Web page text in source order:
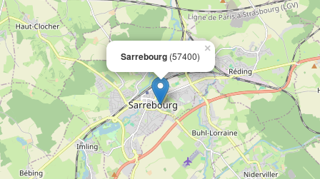
Sarrebourg (57400)
×